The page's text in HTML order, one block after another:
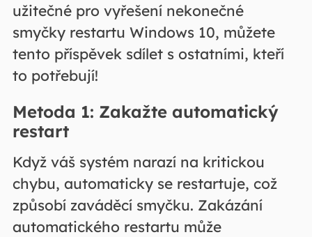
užitečné pro vyřešení nekonečné
smyčky restartu Windows 10, můžete
tento příspěvek sdílet s ostatními, kteří
to potřebují!
Metoda 1: Zakažte automatický
restart
Když váš systém narazí na kritickou
chybu, automaticky se restartuje, což
způsobí zaváděcí smyčku. Zakázání
automatického restartu může